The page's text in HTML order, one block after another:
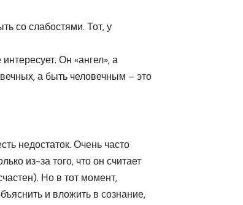
со слабостями. Тот, у
Он «ангел», а
а быть человечным – это
недостаток. Очень часто
из-за того, что он считает
Но в тот момент,
и вложить в сознание,